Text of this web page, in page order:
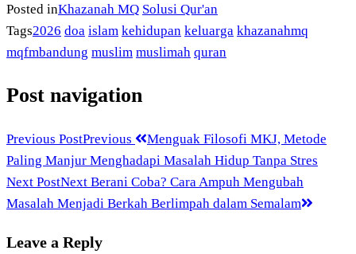
Posted inKhazanah MQ Solusi Qur'an
Tags2026 doa islam kehidupan keluarga khazanahmq
mqfmbandung muslim muslimah quran
Post navigation
Previous PostPrevious
Menguak Filosofi MKJ, Metode
Paling Manjur Menghadapi Masalah Hidup Tanpa Stres
Next PostNext Berani Coba? Cara Ampuh Mengubah
Masalah Menjadi Berkah Berlimpah dalam Semalam
Leave a Reply